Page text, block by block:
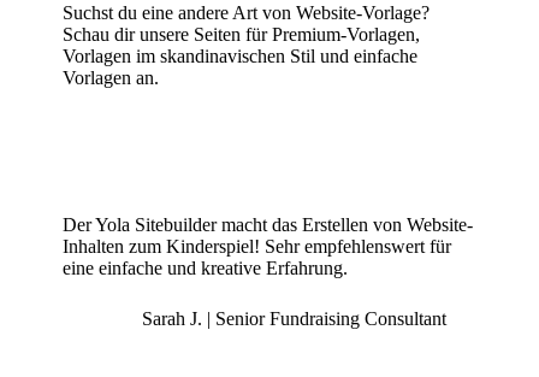
Suchst du eine andere Art von Website-Vorlage?
Schau dir unsere Seiten fürPremium-Vorlagen,
Vorlagen im skandinavischen Stil undeinfache
Vorlagen an.
Der Yola Sitebuilder macht das Erstellen von Website-
Inhalten zum Kinderspiel! Sehr empfehlenswert für
eine einfache und kreative Erfahrung.
Sarah J. | Senior Fundraising Consultant